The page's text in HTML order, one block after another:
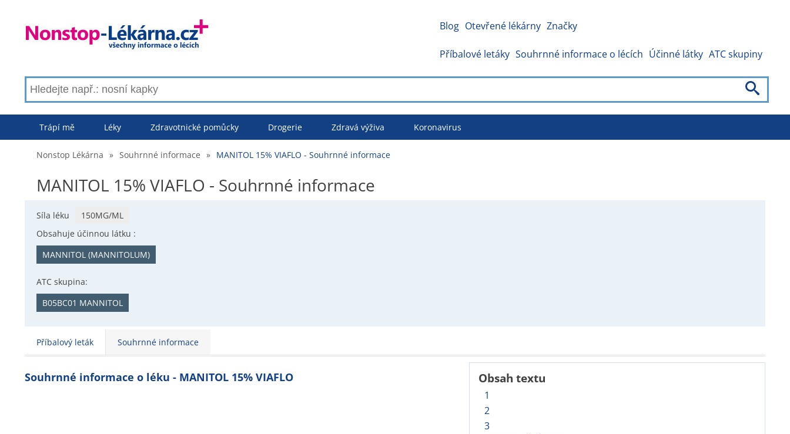
Blog Otevřené lékárny Značky
Příbalové letáky Souhrnné informace o lécích Účinné látky ATC skupiny
Trápí mě Léky Zdravotnické pomůcky Drogerie Zdravá výživa Koronavirus
Nonstop Lékárna » Souhrnné informace » MANITOL 15% VIAFLO - Souhrnné informace
MANITOL 15% VIAFLO - Souhrnné informace
Síla léku
150MG/ML
Obsahuje účinnou látku :
MANNITOL (MANNITOLUM)
ATC skupina:
B05BC01 MANNITOL
Příbalový leták Souhrnné informace
Obsah textu
1
2
3
Souhrnné informace o léku - MANITOL 15% VIAFLO